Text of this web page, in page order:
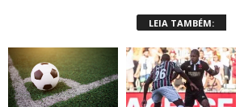
LEIA TAMBÉM: